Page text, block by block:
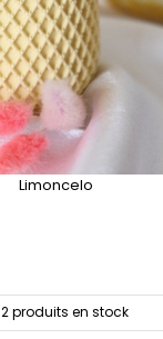
Limoncelo
2produits en stock